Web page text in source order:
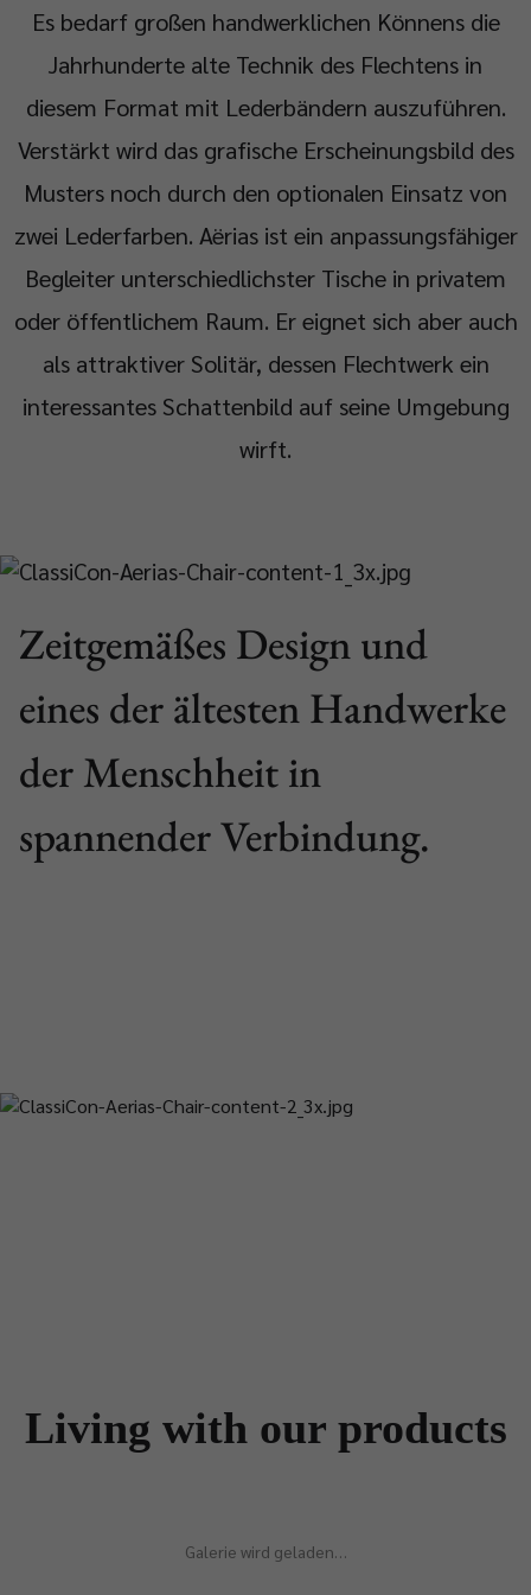
Es bedarf großen handwerklichen Könnens die
Jahrhunderte alte Technik des Flechtens in
diesem Format mit Lederbändern auszuführen.
Verstärkt wird das grafische Erscheinungsbild des
Musters noch durch den optionalen Einsatz von
zwei Lederfarben. Aërias ist ein anpassungsfähiger
Begleiter unterschiedlichster Tische in privatem
oder öffentlichem Raum. Er eignet sich aber auch
als attraktiver Solitär, dessen Flechtwerk ein
interessantes Schattenbild auf seine Umgebung
wirft.
Zeitgemäßes Design und
eines der ältesten Handwerke
der Menschheit in
spannender Verbindung.
Living with our products
Galerie wird geladen…